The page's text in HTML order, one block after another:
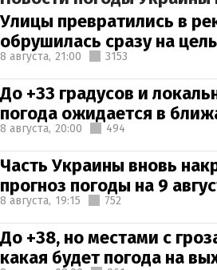
Улицы превратились в
обрушилась сразу на
8 августа, 21:00 3153
До +33 градусов и
погода ожидается в
8 августа, 20:00 494
Часть Украины вновь
прогноз погоды на 9
8 августа, 19:15 752
До +38, но местами с
какая будет погода на